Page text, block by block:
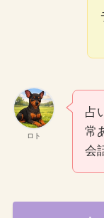
ロト
占
常
会